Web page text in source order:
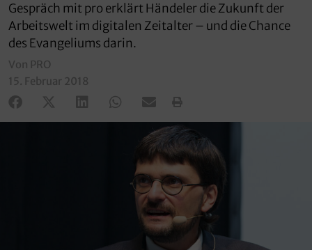
Gespräch mit pro erklärt Händeler die Zukunft der
Arbeitswelt im digitalen Zeitalter – und die Chance
des Evangeliums darin.
Von PRO
15. Februar 2018